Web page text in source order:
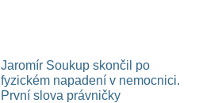
Jaromír Soukup skončil po
fyzickém napadení v nemocnici.
První slova právničky